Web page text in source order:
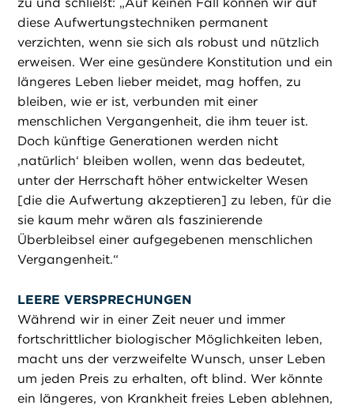
diese Aufwertungstechniken permanent
verzichten, wenn sie sich als robust und nützlich
erweisen. Wer eine gesündere Konstitution und ein
längeres Leben lieber meidet, mag hoffen, zu
bleiben, wie er ist, verbunden mit einer
menschlichen Vergangenheit, die ihm teuer ist.
Doch künftige Generationen werden nicht
,natürlich‘ bleiben wollen, wenn das bedeutet,
unter der Herrschaft höher entwickelter Wesen
[die die Aufwertung akzeptieren] zu leben, für die
sie kaum mehr wären als faszinierende
Überbleibsel einer aufgegebenen menschlichen
Vergangenheit.“
LEERE VERSPRECHUNGEN
Während wir in einer Zeit neuer und immer
fortschrittlicher biologischer Möglichkeiten leben,
macht uns der verzweifelte Wunsch, unser Leben
um jeden Preis zu erhalten, oft blind. Wer könnte
ein längeres, von Krankheit freies Leben ablehnen,